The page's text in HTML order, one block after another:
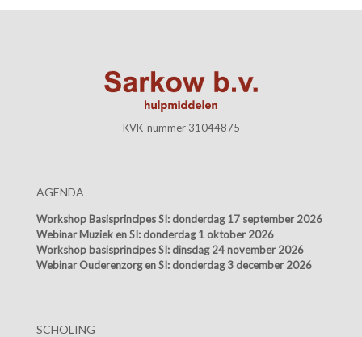
KVK-nummer 31044875
AGENDA
Workshop Basisprincipes SI: donderdag 17 september 2026
Webinar Muziek en SI: donderdag 1 oktober 2026
Workshop basisprincipes SI: dinsdag 24 november 2026
Webinar Ouderenzorg en SI: donderdag 3 december 2026
SCHOLING